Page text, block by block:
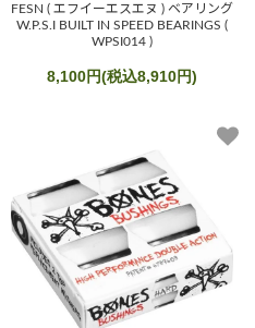
FESN ( エフイーエスエヌ ) ベアリング
W.P.S.I BUILT IN SPEED BEARINGS (
WPSI014 )
8,100円(税込8,910円)